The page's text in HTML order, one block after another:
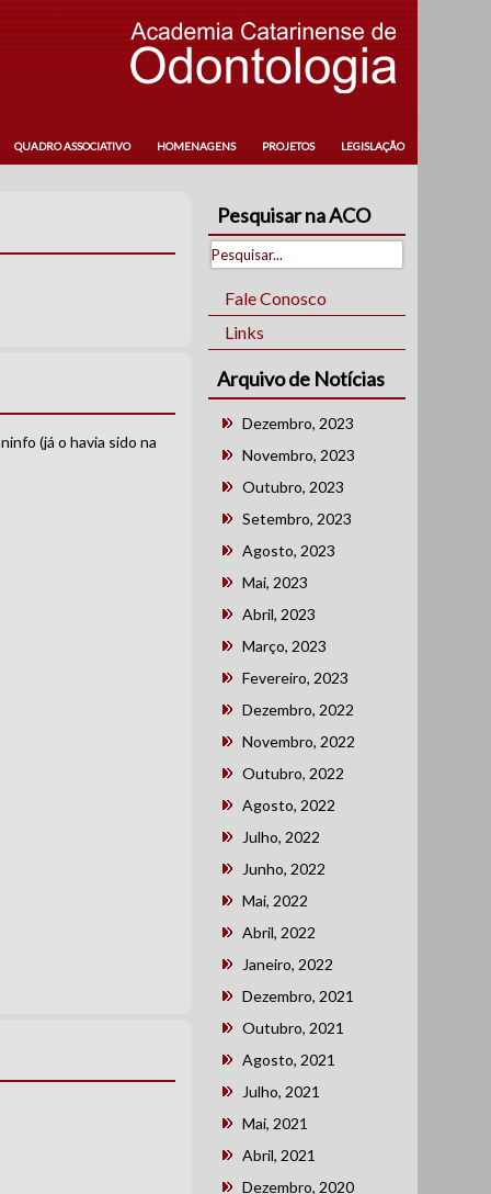
QUADRO ASSOCIATIVO HOMENAGENS PROJETOS LEGISLAÇÃO
(já o havia sido na
Pesquisar na ACO
Fale Conosco
Links
Arquivo de Notícias
Dezembro, 2023
Novembro, 2023
Outubro, 2023
Setembro, 2023
Agosto, 2023
Mai, 2023
Abril, 2023
Março, 2023
Fevereiro, 2023
Dezembro, 2022
Novembro, 2022
Outubro, 2022
Agosto, 2022
Julho, 2022
Junho, 2022
Mai, 2022
Abril, 2022
Janeiro, 2022
Dezembro, 2021
Outubro, 2021
Agosto, 2021
Julho, 2021
Mai, 2021
Abril, 2021
Dezembro, 2020